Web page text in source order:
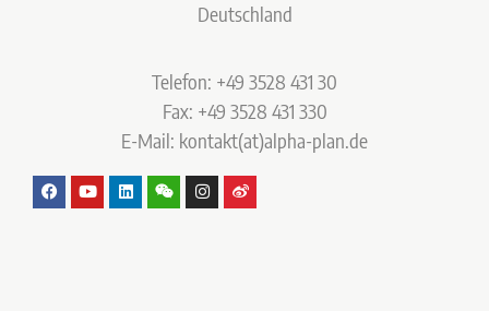
Deutschland
Telefon: +49 3528 431 30
Fax: +49 3528 431 330
E-Mail: kontakt(at)alpha-plan.de